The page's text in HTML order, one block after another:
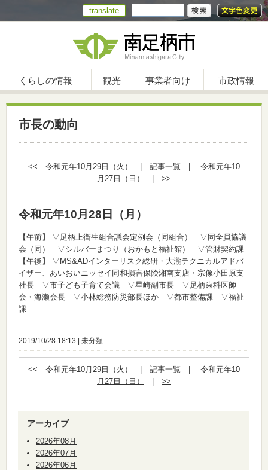
translate
くらしの情報 観光 事業者向け 市政情報
市長の動向
<< 令和元年10月29日（火） 記事一覧
令和元年10
月27日（日）
>>
令和元年10月28日（月）
【午前】
▽足柄上衛生組合議会定例会（同組合） ▽同全員協議
会（同） ▽シルバーまつり（おかもと福祉館） ▽管財契約課
【午後】
▽MS&ADインターリスク総研・大瀧テクニカルアドバ
イザー、あいおいニッセイ同和損害保険湘南支店・宗像小田原支
社長 ▽市子ども子育て会議 ▽星崎副市長 ▽足柄歯科医師
会・海瀬会長 ▽小林総務防災部長ほか ▽都市整備課 ▽福祉
課
2019/10/28 18:13 | 未分類
<< 令和元年10月29日（火） 記事一覧
令和元年10
月27日（日）
>>
アーカイブ
2026年08月
2026年07月
2026年06月